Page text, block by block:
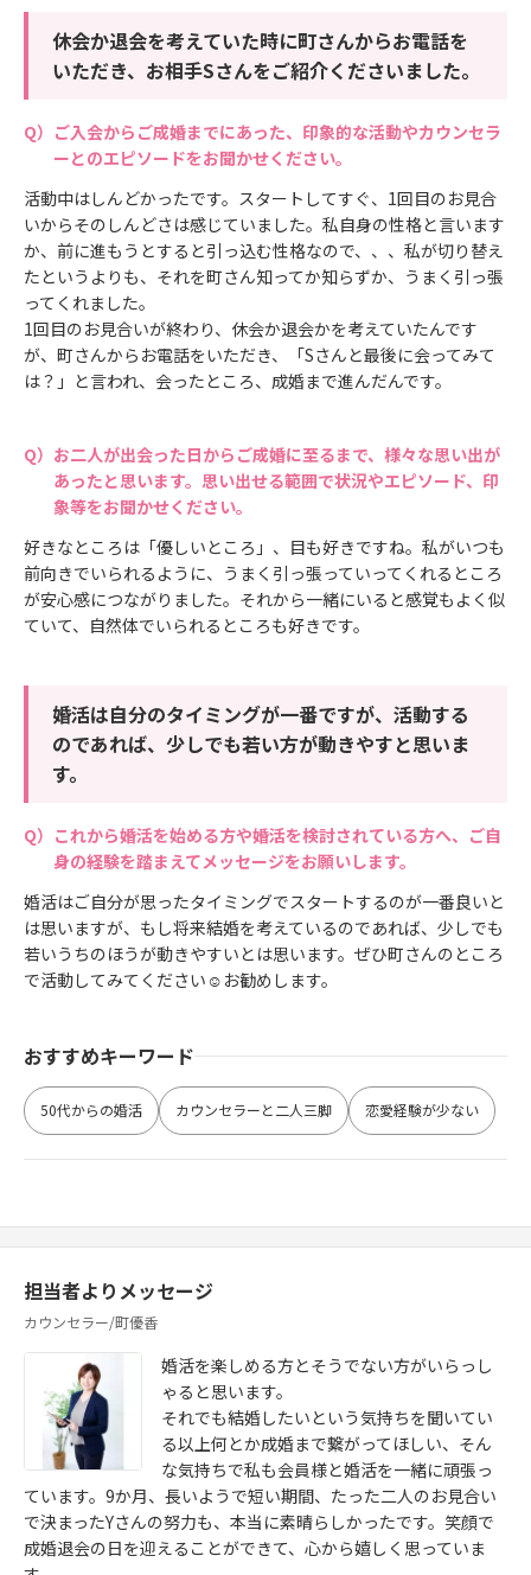
休会か退会を考えていた時に町さんからお電話を
いただき、お相手Sさんをご紹介くださいました。
ご入会からご成婚までにあった、印象的な活動やカウンセラ
ーとのエピソードをお聞かせください。
活動中はしんどかったです。スタートしてすぐ、1回目のお見合
いからそのしんどさは感じていました。私自身の性格と言います
か、前に進もうとすると引っ込む性格なので、、、私が切り替え
たというよりも、それを町さん知ってか知らずか、うまく引っ張
ってくれました。
1回目のお見合いが終わり、休会か退会かを考えていたんです
が、町さんからお電話をいただき、「Sさんと最後に会ってみて
は？」と言われ、会ったところ、成婚まで進んだんです。
お二人が出会った日からご成婚に至るまで、様々な思い出が
あったと思います。思い出せる範囲で状況やエピソード、印
象等をお聞かせください。
好きなところは「優しいところ」、目も好きですね。私がいつも
前向きでいられるように、うまく引っ張っていってくれるところ
が安心感につながりました。それから一緒にいると感覚もよく似
ていて、自然体でいられるところも好きです。
婚活は自分のタイミングが一番ですが、活動する
のであれば、少しでも若い方が動きやすと思いま
す。
これから婚活を始める方や婚活を検討されている方へ、ご自
身の経験を踏まえてメッセージをお願いします。
婚活はご自分が思ったタイミングでスタートするのが一番良いと
は思いますが、もし将来結婚を考えているのであれば、少しでも
若いうちのほうが動きやすいとは思います。ぜひ町さんのところ
で活動してみてください☺お勧めします。
おすすめキーワード
50代からの婚活 カウンセラーと二人三脚 恋愛経験が少ない
担当者よりメッセージ
カウンセラー/町優香
婚活を楽しめる方とそうでない方がいらっし
ゃると思います。
それでも結婚したいという気持ちを聞いてい
る以上何とか成婚まで繋がってほしい、そん
な気持ちで私も会員様と婚活を一緒に頑張っ
ています。9か月、長いようで短い期間、たった二人のお見合い
で決まったYさんの努力も、本当に素晴らしかったです。笑顔で
成婚退会の日を迎えることができて、心から嬉しく思っていま